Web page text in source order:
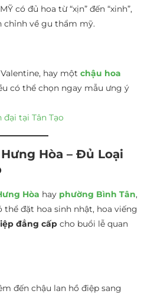
có đủ hoa từ “xịn” đến “xinh”,
chỉnh về gu thẩm mỹ.
hay một chậu hoa
có thể chọn ngay mẫu ưng ý
tại Tân Tạo
Hòa – Đủ Loại
Hòa hay phường Bình Tân,
đặt hoa sinh nhật, hoa viếng
đẳng cấp cho buổi lễ quan
đến chậu lan hồ điệp sang